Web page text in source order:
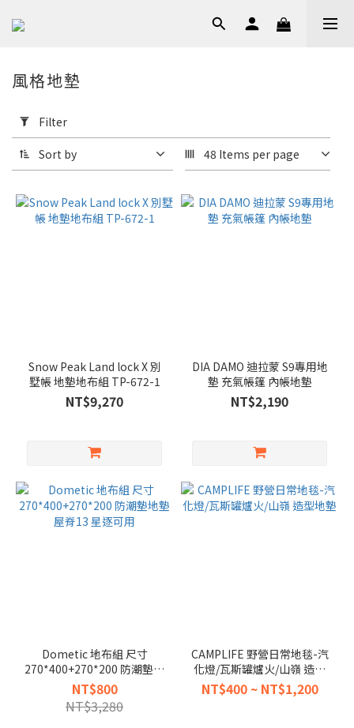
Filter
(0/20)
Range
(NT$)
風格地墊
Filter
Sort by 48 Items per page
Snow Peak Land lock X 別
墅帳 地墊地布組 TP-672-1
NT$9,270
DIA DAMO 迪拉蒙 S9專用地
墊 充氣帳篷 內帳地墊
NT$2,190
Dometic 地布組 尺寸
270*400+270*200 防潮墊地
墊 屋脊13 星逐可用
NT$800
NT$3,280
CAMPLIFE 野營日常地毯-汽
化燈/瓦斯罐爐火/山嶺 造型
地墊
NT$400 ~ NT$1,200